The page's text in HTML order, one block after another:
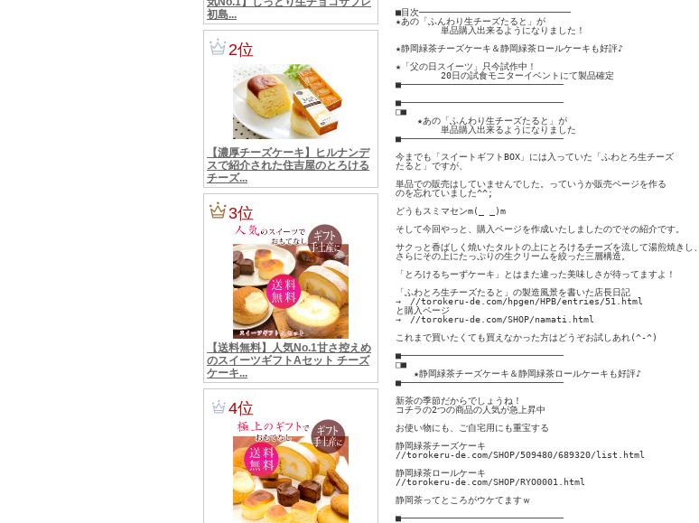
■目次────────────────────────────
★あの「ふんわり生チーズたると」が
単品購入出来るようになりました！
★静岡緑茶チーズケーキ＆静岡緑茶ロールケーキも好評♪
★「父の日スイーツ」只今試作中！
20日の試食モニターイベントにて製品確定
■──────────────────────────────
■──────────────────────────────
□■
    ★あの「ふんわり生チーズたると」が
単品購入出来るようになりました
■──────────────────────────────
今までも「スイートギフトBOX」には入っていた「ふわとろ生チーズ
たると」ですが、
単品での販売はしていませんでした。っていうか販売ページを作る
のを忘れていました^^;
どうもスミマセンm(_ _)m
そして今回やっと、購入ページを作成いたしましたのでその紹介です。
サクっと香ばしく焼いたタルトの上にとろけるチーズを流して湯煎焼きし、
さらにその上にたっぷりの生クリームを絞った三層構造。
「とろけるちーずケーキ」とはまた違った美味しさが待ってますよ！
「ふわとろ生チーズたると」の製造風景を書いた店長日記
→　//torokeru-de.com/hpgen/HPB/entries/51.html
と購入ページ
→　//torokeru-de.com/SHOP/namati.html
これまで買いたくても買えなかった方はどうぞお試しあれ(^-^)
■──────────────────────────────
□■
★静岡緑茶チーズケーキ＆静岡緑茶ロールケーキも好評♪
■──────────────────────────────
新茶の季節だからでしょうね！
コチラの2つの商品の人気が急上昇中
お使い物にも、ご自宅用にも重宝する
静岡緑茶チーズケーキ
//torokeru-de.com/SHOP/509480/689320/list.html
静岡緑茶ロールケーキ
//torokeru-de.com/SHOP/RYO0001.html
静岡茶ってところがウケてますｗ
■──────────────────────────────